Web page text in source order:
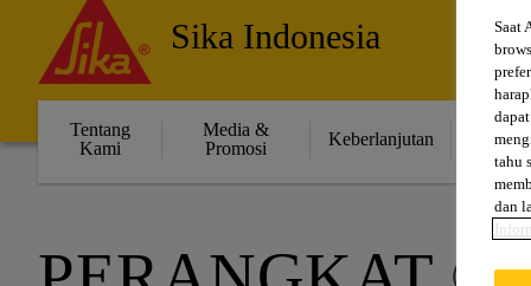
Sika Indonesia
Tentang
Kami
Media &
Promosi
Keberlanjutan
Saat
tahu
dan